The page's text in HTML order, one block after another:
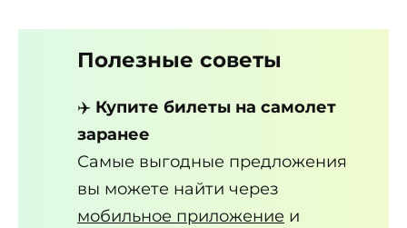
Полезные советы
✈️ Купите билеты на самолет
заранее
Самые выгодные предложения
вы можете найти через
мобильное приложение и